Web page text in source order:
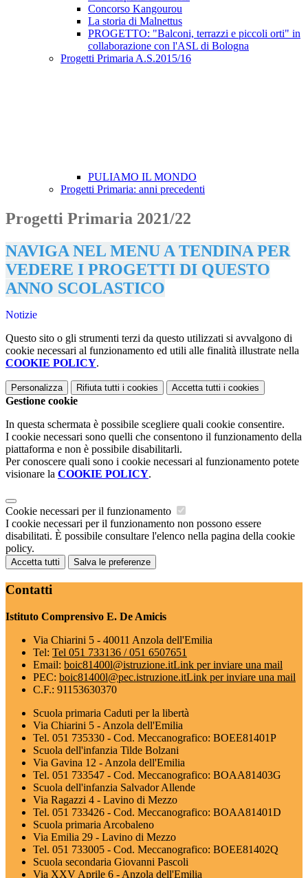
Concorso Kangourou
La storia di Malnettus
PROGETTO: "Balconi, terrazzi e piccoli orti" in
collaborazione con l'ASL di Bologna
Progetti Primaria A.S.2015/16
PULIAMO IL MONDO
Progetti Primaria: anni precedenti
Progetti Primaria 2021/22
NAVIGA NEL MENU A TENDINA PER
VEDERE I PROGETTI DI QUESTO
ANNO SCOLASTICO
Notizie
Questo sito o gli strumenti terzi da questo utilizzati si avvalgono di
cookie necessari al funzionamento ed utili alle finalità illustrate nella
COOKIE POLICY.
Personalizza Rifiuta tutti i cookies Accetta tutti i cookies
Gestione cookie
In questa schermata è possibile scegliere quali cookie consentire.
I cookie necessari sono quelli che consentono il funzionamento della
piattaforma e non è possibile disabilitarli.
Per conoscere quali sono i cookie necessari al funzionamento potete
visionare la COOKIE POLICY.
Cookie necessari per il funzionamento
I cookie necessari per il funzionamento non possono essere
disabilitati. È possibile consultare l'elenco nella pagina della cookie
policy.
Accetta tutti Salva le preferenze
Contatti
Istituto Comprensivo E. De Amicis
Via Chiarini 5 - 40011 Anzola dell'Emilia
Tel: Tel 051 733136 / 051 6507651
Email: boic81400l@istruzione.itLink per inviare una mail
PEC: boic81400l@pec.istruzione.itLink per inviare una mail
C.F.: 91153630370
Scuola primaria Caduti per la libertà
Via Chiarini 5 - Anzola dell'Emilia
Tel. 051 735330 - Cod. Meccanografico: BOEE81401P
Scuola dell'infanzia Tilde Bolzani
Via Gavina 12 - Anzola dell'Emilia
Tel. 051 733547 - Cod. Meccanografico: BOAA81403G
Scuola dell'infanzia Salvador Allende
Via Ragazzi 4 - Lavino di Mezzo
Tel. 051 733426 - Cod. Meccanografico: BOAA81401D
Scuola primaria Arcobaleno
Via Emilia 29 - Lavino di Mezzo
Tel. 051 733005 - Cod. Meccanografico: BOEE81402Q
Scuola secondaria Giovanni Pascoli
Via XXV Aprile 6 - Anzola dell'Emilia